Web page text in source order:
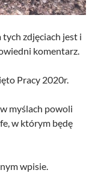
tych zdjęciach jest i
komentarz.
Pracy 2020r.
myślach powoli
w którym będę
wpisie.